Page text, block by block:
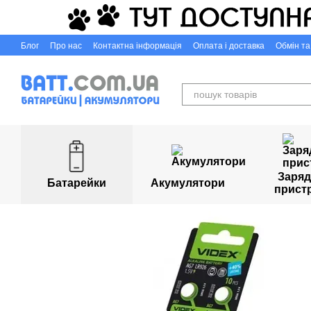
Перейти до основного контенту
Блог Про нас Контактна інформація Оплата і доставка
Обмін
Батарейки Акумулятори